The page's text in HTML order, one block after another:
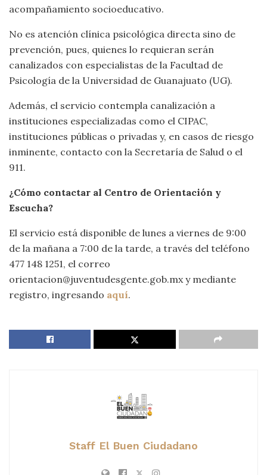
acompañamiento socioeducativo.
No es atención clínica psicológica directa sino de
prevención, pues, quienes lo requieran serán
canalizados con especialistas de la Facultad de
Psicología de la Universidad de Guanajuato (UG).
Además, el servicio contempla canalización a
instituciones especializadas como el CIPAC,
instituciones públicas o privadas y, en casos de riesgo
inminente, contacto con la Secretaría de Salud o el
911.
¿Cómo contactar al Centro de Orientación y
Escucha?
El servicio está disponible de lunes a viernes de 9:00
de la mañana a 7:00 de la tarde, a través del teléfono
477 148 1251, el correo
orientacion@juventudesgente.gob.mx y mediante
registro, ingresando aquí.
Staff El Buen Ciudadano